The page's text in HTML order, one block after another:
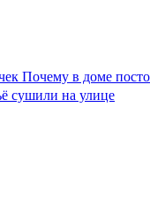
Почему в доме
сушили на улице